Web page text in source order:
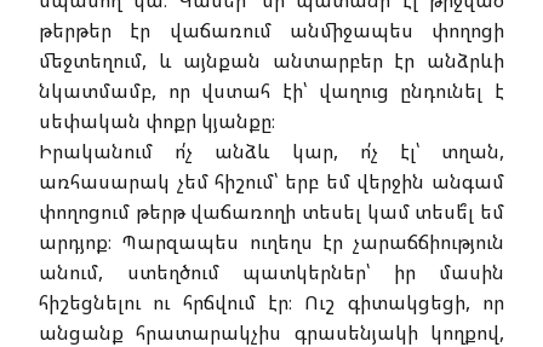
թերթեր էր վաճառում անմիջապես փողոցի
մեջտեղում, և այնքան անտարբեր էր անձրևի
նկատմամբ, որ վստահ էի՝ վաղուց ընդունել է
սեփական փոքր կյանքը։
Իրականում ո՛չ անձև կար, ո՛չ էլ՝ տղան,
առհասարակ չեմ հիշում՝ երբ եմ վերջին անգամ
փողոցում թերթ վաճառողի տեսել կամ տեսե՞լ եմ
արդյոք։ Պարզապես ուղեղս էր չարաճճիություն
անում, ստեղծում պատկերներ՝ իր մասին
հիշեցնելու ու հրճվում էր։ Ուշ գիտակցեցի, որ
անցանք հրատարակչիս գրասենյակի կողքով,